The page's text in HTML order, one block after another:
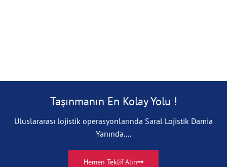
Taşınmanın En Kolay Yolu !
Uluslararası lojistik operasyonlarında Saral Lojistik Damia
Yanında....
Hemen Teklif Alın